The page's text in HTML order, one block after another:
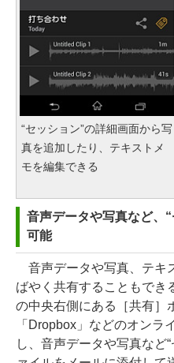
“セッション”の詳細画面から写
真を追加したり、テキストメ
モを編集できる
音声データや写真など、
可能
音声データや写真、テキ
ばやく共有することもでき
の中央右側にある［共有］
「Dropbox」などのオンラ
し、音声データや写真など